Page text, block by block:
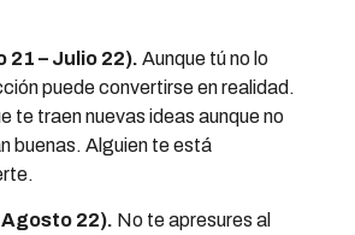
21 – Julio 22). Aunque tú no lo
puede convertirse en realidad.
te traen nuevas ideas aunque no
buenas. Alguien te está
Agosto 22). No te apresures al